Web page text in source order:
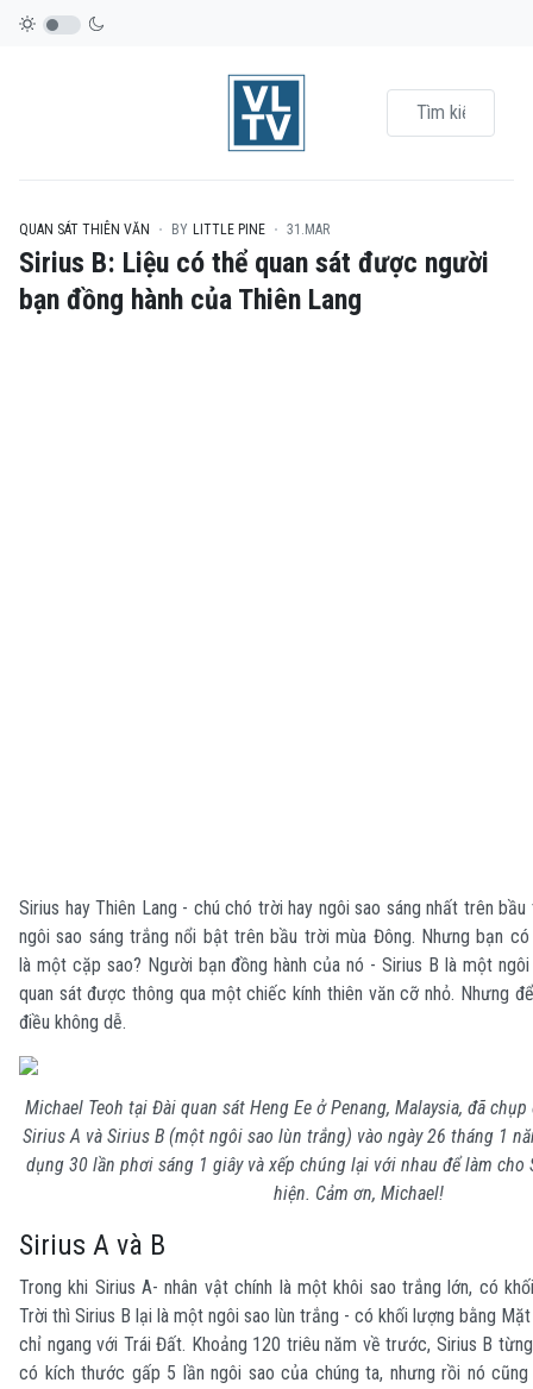
QUAN SÁT THIÊN VĂN BY LITTLE PINE 31.MAR
Sirius B: Liệu có thể quan sát được người
bạn đồng hành của Thiên Lang
Sirius hay Thiên Lang - chú chó trời hay ngôi sao sáng nhất trên
ngôi sao sáng trắng nổi bật trên bầu trời mùa Đông. Nhưng bạn
là một cặp sao? Người bạn đồng hành của nó - Sirius B là một
quan sát được thông qua một chiếc kính thiên văn cỡ nhỏ. Nhưng
điều không dễ.
Michael Teoh tại Đài quan sát Heng Ee ở Penang, Malaysia, đã
Sirius A và Sirius B (một ngôi sao lùn trắng) vào ngày 26 tháng 1
dụng 30 lần phơi sáng 1 giây và xếp chúng lại với nhau để làm cho
hiện. Cảm ơn, Michael!
Sirius A và B
Trong khi Sirius A- nhân vật chính là một khôi sao trắng lớn, có
Trời thì Sirius B lại là một ngôi sao lùn trắng - có khối lượng bằng
chỉ ngang với Trái Đất. Khoảng 120 triêu năm về trước, Sirius B
có kích thước gấp 5 lần ngôi sao của chúng ta, nhưng rồi nó